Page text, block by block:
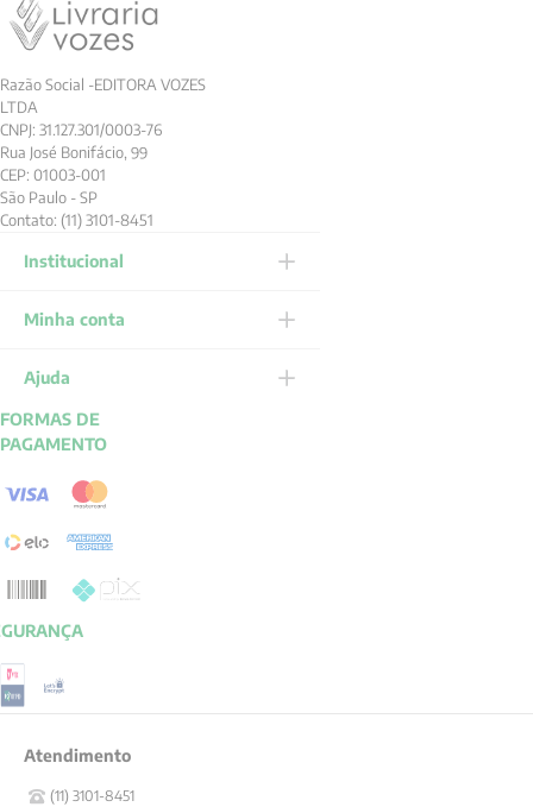
Razão Social -EDITORA VOZES
LTDA
CNPJ: 31.127.301/0003-76
Rua José Bonifácio, 99
CEP: 01003-001
São Paulo - SP
Contato: (11) 3101-8451
Institucional
Minha conta
Ajuda
FORMAS DE
PAGAMENTO
Atendimento
(11) 3101-8451